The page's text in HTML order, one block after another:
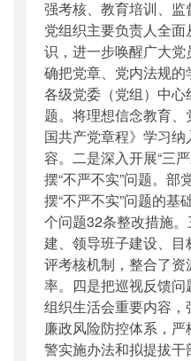
强考核、教育培训、
党组织主要负责人全
识，进一步唤醒广大
确把党章、党内法规的
各级党委（党组）中
题。将理想信念教育
国共产党章程》学习
容。二是深入开展“三
摆“不严不实”问题。部
摆“不严不实”问题的基
个问题32条整改措施
建、领导班子建设、
评考核机制，整合了
率。四是把巡视反馈问
组织生活会重要内容
廉政风险防控体系，
警实施办法和拟提拔干